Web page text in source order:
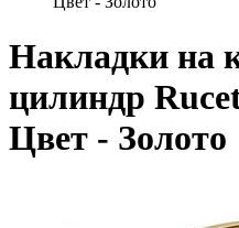
Накладки на
цилиндр
Цвет - Золото